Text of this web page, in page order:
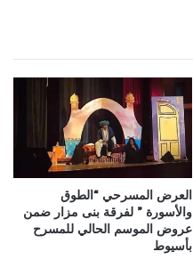
العرض المسرحي “الطوق
والأسورة ” لفرقة بنى مزار ضمن
عروض الموسم الحالي للمسرح
بأسيوط